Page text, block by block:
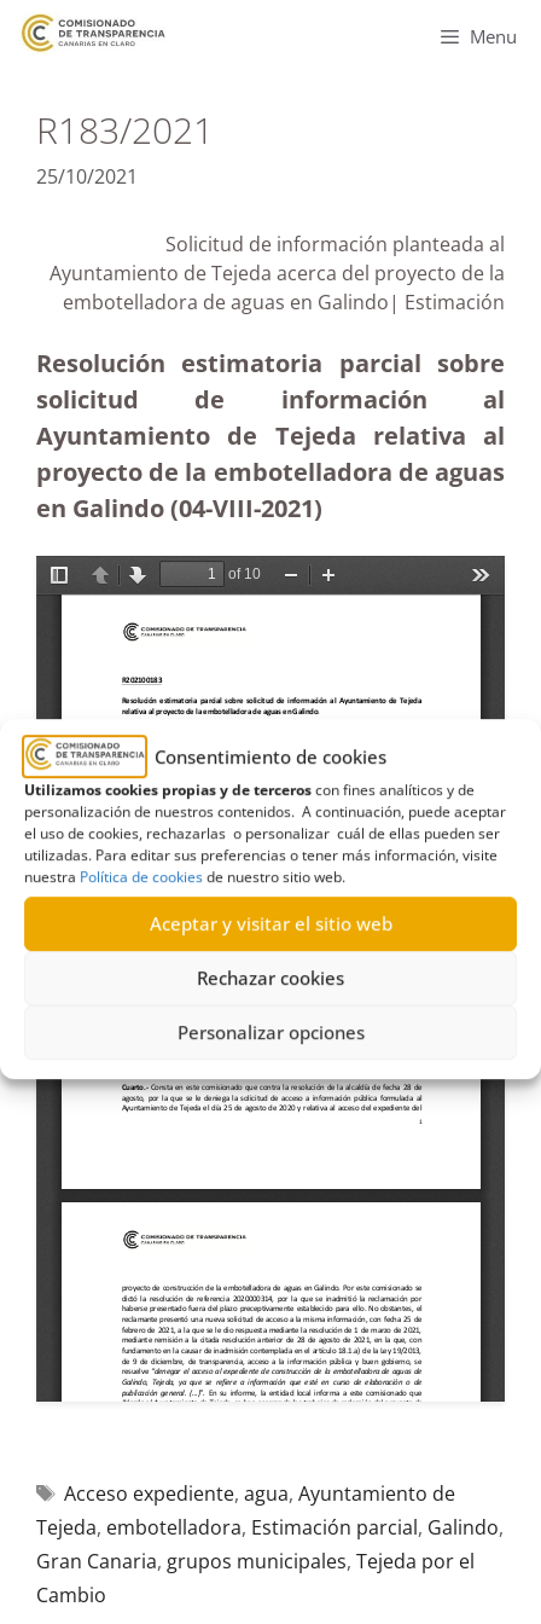
Consentimiento de cookies
Utilizamos cookies propias y de terceroscon fines analíticos y de
personalización de nuestros contenidos. A continuación, puede aceptar
el uso de cookies, rechazarlas o personalizar cuál de ellas pueden ser
utilizadas. Para editar sus preferencias o tener más información, visite
nuestra Política de cookiesde nuestro sitio web.
Aceptar y visitar el sitio web
Rechazar cookies
Personalizar opciones
Menu
R183/2021
25/10/2021
Solicitud de información planteada al
Ayuntamiento de Tejeda acerca del proyecto de la
embotelladora de aguas en Galindo| Estimación
Resolución estimatoria parcial sobre
solicitud de información al
Ayuntamiento de Tejeda relativa al
proyecto de la embotelladora de aguas
en Galindo (04-VIII-2021)
Acceso expediente, agua, Ayuntamiento de
Tejeda, embotelladora, Estimación parcial, Galindo,
Gran Canaria, grupos municipales, Tejeda por el
Cambio